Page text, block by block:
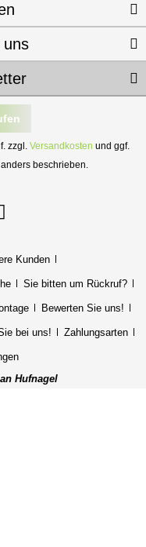
uns
zzgl. Versandkosten und ggf.
beschrieben.
Kunden
Sie bitten um Rückruf?
Bewerten Sie uns!
bei uns! Zahlungsarten
Hufnagel